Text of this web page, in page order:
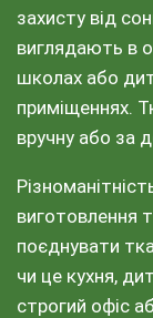
захисту від
виглядають в
школах або
приміщеннях.
вручну або за
виготовлення
поєднувати
чи це кухня,
строгий офіс